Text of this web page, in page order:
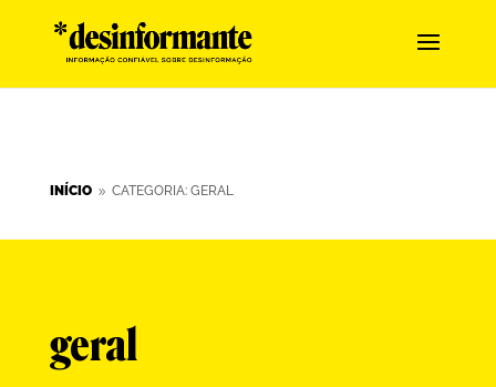
INÍCIO 9 CATEGORIA: GERAL
geral